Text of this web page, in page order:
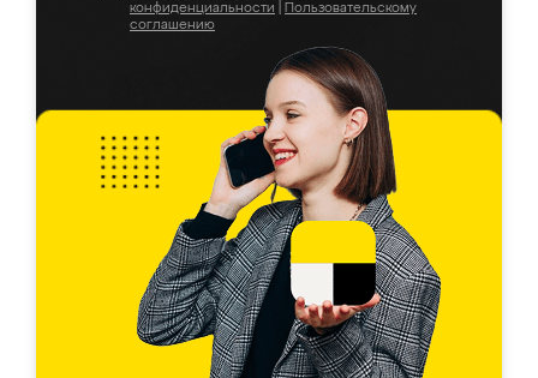
конфиденциальности
Пользовательскому
соглашению